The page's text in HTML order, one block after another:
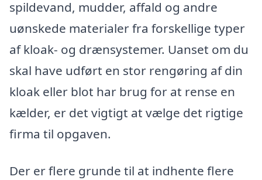
spildevand, mudder, affald og andre
uønskede materialer fra forskellige typer
af kloak- og drænsystemer. Uanset om du
skal have udført en stor rengøring af din
kloak eller blot har brug for at rense en
kælder, er det vigtigt at vælge det rigtige
firma til opgaven.
Der er flere grunde til at indhente flere